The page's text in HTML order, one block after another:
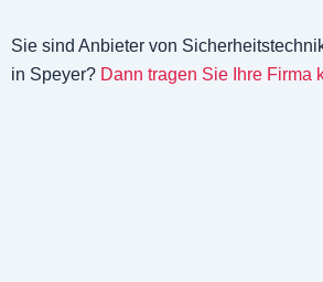
Sie sind Anbieter von
in Speyer? Dann tragen Sie Ihre Firma